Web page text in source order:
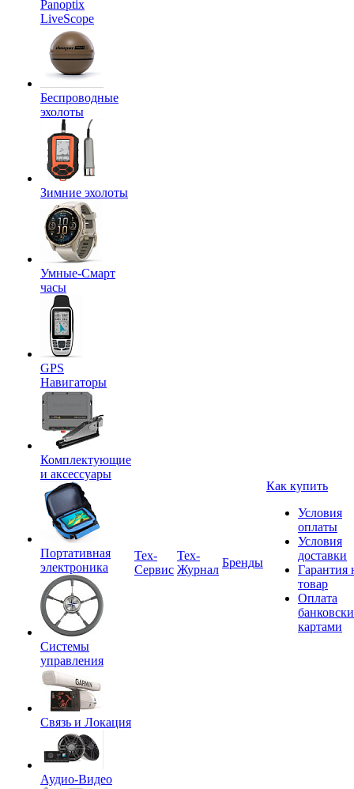
Panoptix
LiveScope
Беспроводные
эхолоты
Зимние эхолоты
Умные-Смарт
часы
GPS
Навигаторы
Комплектующие
и аксессуары
Портативная
электроника
Системы
управления
Связь и Локация
Аудио-Видео
Tex-
Сервис
Тех-
Журнал
Бренды
Как купить
Условия
оплаты
Условия
доставки
Гарантия
товар
Оплата
картами